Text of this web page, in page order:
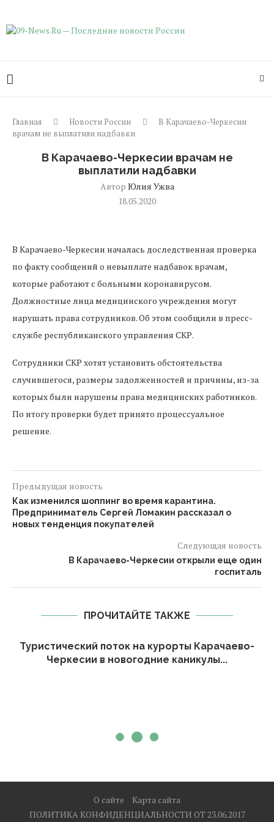
Главная Новости России
В Карачаево-Черкесии
врачам не выплатили надбавки
В Карачаево-Черкесии врачам не
выплатили надбавки
Автор Юлия Ужва
18.05.2020
В Карачаево-Черкесии началась доследственная проверка
по факту сообщений о невыплате надбавок врачам,
которые работают с больными коронавирусом.
Должностные лица медицинского учреждения могут
нарушать права сотрудников. Об этом сообщили в пресс-
службе республиканского управления СКР.
Сотрудники СКР хотят установить обстоятельства
случившегося, размеры задолженностей и причины, из-за
которых были нарушены права медицинских работников.
По итогу проверки будет принято процессуальное
решение.
Предыдущая новость
Как изменился шоппинг во время карантина.
Предприниматель Сергей Ломакин рассказал о
новых тенденция покупателей
Следующая новость
В Карачаево-Черкесии открыли еще один
госпиталь
ПРОЧИТАЙТЕ ТАКЖЕ
Туристический поток на курорты Карачаево-
Черкесии в новогодние каникулы...
О сайте
Карта сайта
ПОЛИТИКА КОНФИДЕНЦИАЛЬНОСТИ ОТ 23.06.2017